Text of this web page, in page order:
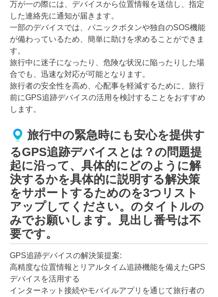
万が一の際には、デバイスから位置情報を送信し、指定
した連絡先に通知が届きます。
一部のデバイスでは、パニックボタンや独自のSOS機能
が備わっているため、簡単に助けを求めることができま
す。
旅行中に迷子になったり、危険な状況に陥ったりした場
合でも、迅速な対応が可能となります。
旅行者の安全性を高め、心配事を軽減するために、旅行
前にGPS追跡デバイスの活用を検討することをおすすめ
します。
旅行中の緊急時にも安心を提供す
るGPS追跡デバイスとは？の問題提
起に沿って、具体的にどのように解
決するかを具体的に説明する解決策
をサポートするためのを3つリスト
アップしてください。のタイトルの
みでお願いします。見出し番号は不
要です。
GPS追跡デバイスの解決策提案:
高精度な位置情報とリアルタイム追跡機能を備えたGPS
デバイスを活用する
インターネット接続やモバイルアプリを通じて旅行者の